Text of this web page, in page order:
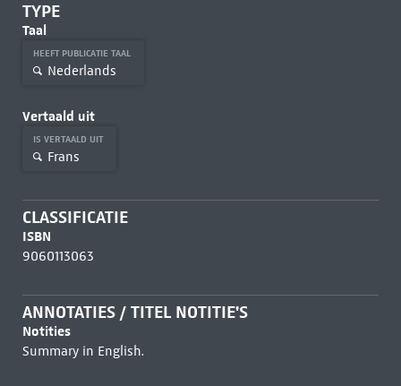
TYPE
Taal
HEEFT PUBLICATIE TAAL
Nederlands
Vertaald uit
IS VERTAALD UIT
Frans
CLASSIFICATIE
ISBN
9060113063
ANNOTATIES / TITEL NOTITIE'S
Notities
Summary in English.